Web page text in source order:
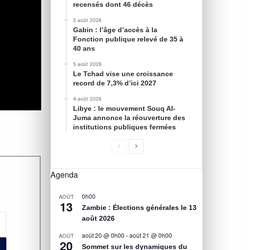
recensés dont 46 décès
5 août 2026
Gabin : l’âge d’accès à la
Fonction publique relevé de 35 à
40 ans
5 août 2026
Le Tchad vise une croissance
record de 7,3% d’ici 2027
4 août 2026
Libye : le mouvement Souq Al-
Juma annonce la réouverture des
institutions publiques fermées
Agenda
AOÛT
13
0h00
Zambie : Élections générales le 13
août 2026
AOÛT
20
août 20 @ 0h00 -août 21 @ 0h00
Sommet sur les dynamiques du